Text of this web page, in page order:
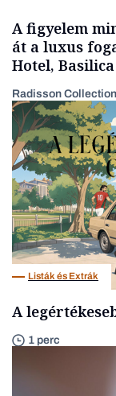
A figyelem
át a luxus
Hotel,
Radisson
Listák és Extrák
A
1 perc